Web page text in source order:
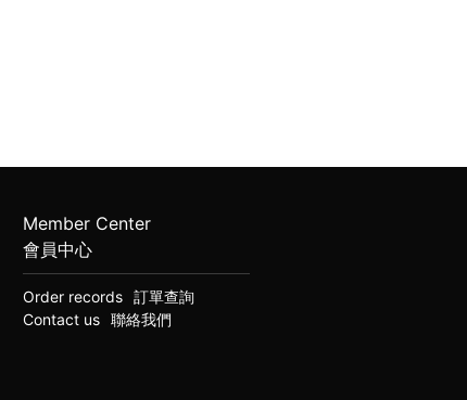
Member Center
會員中心
Order records
訂單查詢
Contact us
聯絡我們